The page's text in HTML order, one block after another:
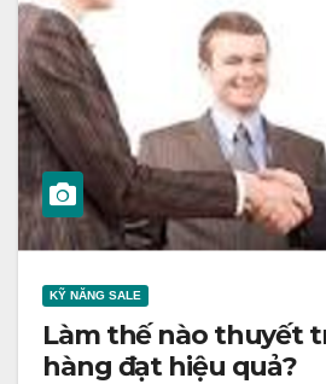
KỸ NĂNG SALE
Làm thế nào thuyết
hàng đạt hiệu quả?